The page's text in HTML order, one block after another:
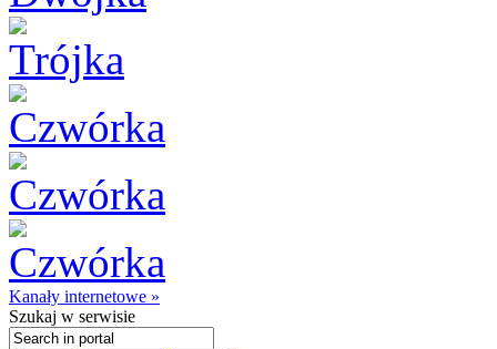
Kanały internetowe »
Szukaj w serwisie